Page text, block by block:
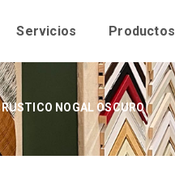
Servicios Productos
RUSTICO NOGAL OSCURO